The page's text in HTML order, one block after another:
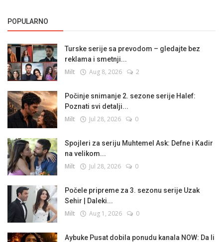
POPULARNO
Turske serije sa prevodom – gledajte bez
reklama i smetnji...
Milt Aug 8, 2026 2
Počinje snimanje 2. sezone serije Halef:
Poznati svi detalji...
Milt Jul 28, 2026 0
Spojleri za seriju Muhtemel Ask: Defne i Kadir
na velikom...
Milt Jul 28, 2026 0
Počele pripreme za 3. sezonu serije Uzak
Sehir | Daleki...
Milt Aug 1, 2026 0
Aybuke Pusat dobila ponudu kanala NOW: Da li